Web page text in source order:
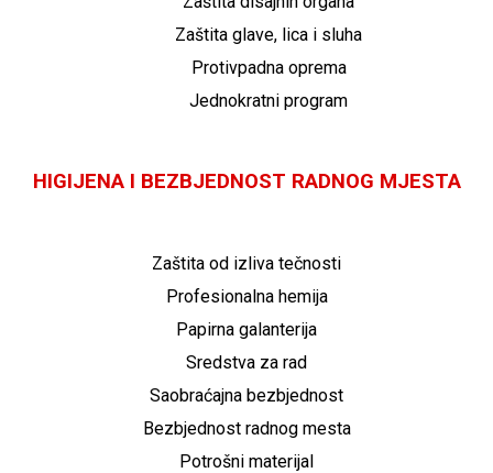
Zaštita glave, lica i sluha
Protivpadna oprema
Jednokratni program
HIGIJENA I BEZBJEDNOST RADNOG MJESTA
Zaštita od izliva tečnosti
Profesionalna hemija
Papirna galanterija
Sredstva za rad
Saobraćajna bezbjednost
Bezbjednost radnog mesta
Potrošni materijal